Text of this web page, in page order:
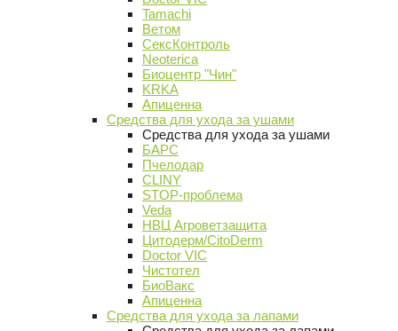
Tamachi
Ветом
СексКонтроль
Neoterica
Биоцентр "Чин"
KRKA
Апиценна
Средства для ухода за ушами
Средства для ухода за ушами
БАРС
Пчелодар
CLINY
STOP-проблема
Veda
НВЦ Агроветзащита
Цитодерм/CitoDerm
Doctor VIC
Чистотел
БиоВакс
Апиценна
Средства для ухода за лапами